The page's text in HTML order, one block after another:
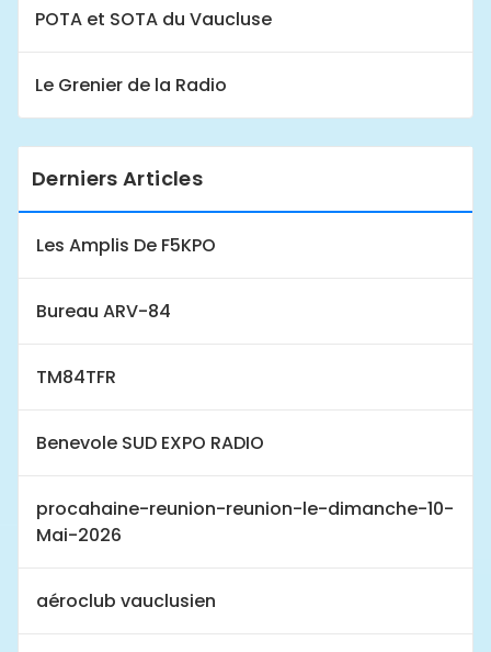
POTA et SOTA du Vaucluse
Le Grenier de la Radio
Derniers Articles
Les Amplis De F5KPO
Bureau ARV-84
TM84TFR
Benevole SUD EXPO RADIO
procahaine-reunion-reunion-le-dimanche-10-
Mai-2026
aéroclub vauclusien